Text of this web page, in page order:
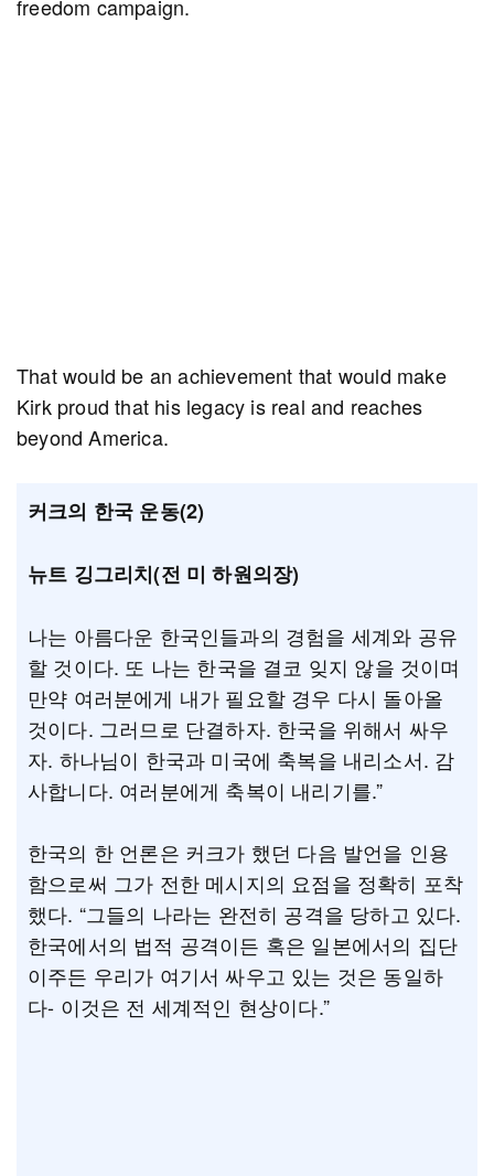
freedom campaign.
That would be an achievement that would make
Kirk proud that his legacy is real and reaches
beyond America.
커크의 한국 운동(2)
뉴트 깅그리치(전 미 하원의장)
나는 아름다운 한국인들과의 경험을 세계와 공유
할 것이다. 또 나는 한국을 결코 잊지 않을 것이며
만약 여러분에게 내가 필요할 경우 다시 돌아올
것이다. 그러므로 단결하자. 한국을 위해서 싸우
자. 하나님이 한국과 미국에 축복을 내리소서. 감
사합니다. 여러분에게 축복이 내리기를.”
한국의 한 언론은 커크가 했던 다음 발언을 인용
함으로써 그가 전한 메시지의 요점을 정확히 포착
했다. “그들의 나라는 완전히 공격을 당하고 있다.
한국에서의 법적 공격이든 혹은 일본에서의 집단
이주든 우리가 여기서 싸우고 있는 것은 동일하
다- 이것은 전 세계적인 현상이다.”